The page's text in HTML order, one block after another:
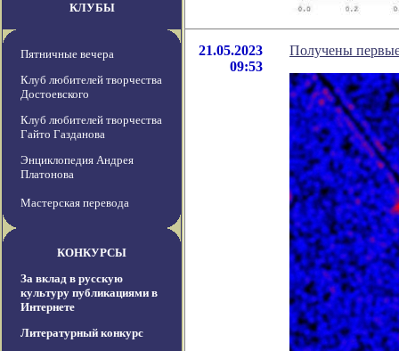
КЛУБЫ
Пятничные вечера
Клуб любителей творчества
Достоевского
Клуб любителей творчества
Гайто Газданова
Энциклопедия Андрея
Платонова
Мастерская перевода
КОНКУРСЫ
За вклад в русскую
культуру публикациями в
Интернете
Литературный конкурс
21.05.2023
09:53
Получены первые